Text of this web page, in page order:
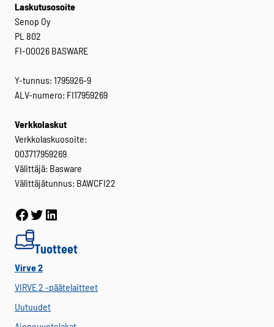
Laskutusosoite
Senop Oy
PL 802
FI-00026 BASWARE
Y-tunnus: 1795926-9
ALV-numero: FI17959269
Verkkolaskut
Verkkolaskuosoite:
003717959269
Välittäjä: Basware
Välittäjätunnus: BAWCFI22
Twitter
Tuotteet
Virve 2
VIRVE 2 -päätelaitteet
Uutuudet